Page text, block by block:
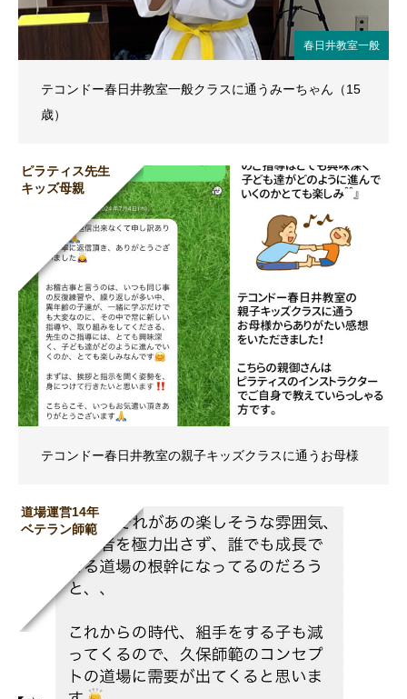
春日井教室一般
テコンドー春日井教室一般クラスに通うみーちゃん（15
歳）
ピラティス先生
キッズ母親
テコンドー春日井教室の親子キッズクラスに通うお母様
道場運営14年
ベテラン師範